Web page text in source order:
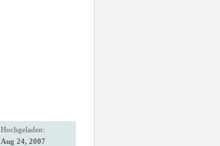
Hochgeladen:
Aug 24, 2007